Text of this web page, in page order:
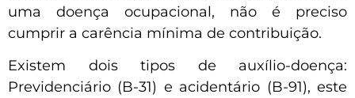
uma doença ocupacional, não é preciso
cumprir a carência mínima de contribuição.
Existem dois tipos de auxílio-doença:
Previdenciário (B-31) e acidentário (B-91), este